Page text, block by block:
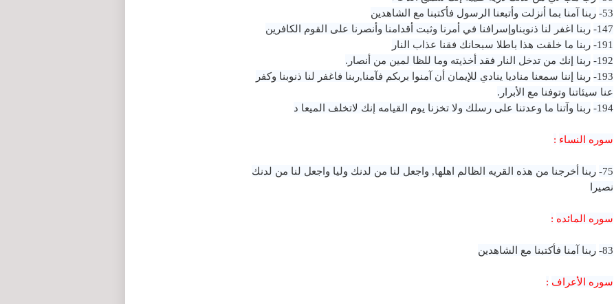
53- ربنا آمنا بما أنزلت وأتبعنا الرسول فأكتبنا مع الشاهدين
147- ربنا اغفر لنا ذنوبناوإسرافنا في أمرنا وثبت أقدامنا وأنصرنا على القوم الكافرين
191- ربنا ما خلقت هذا باطلا سبحانك فقنا عذاب النار
192- ربنا إنك من تدخل النار فقد أخذيته وما للظا لمين من أنصار.
193- ربنا إننا سمعنا مناديا ينادي للإيمان أن آمنوا بربكم فآمنا,ربنا فاغفر لنا ذنوبنا وكفر
عنا سيئاتنا وتوفنا مع الأبرار.
194- ربنا وآتنا ما وعدتنا على رسلك ولا تخزنا يوم القيامه إنك لاتخلف الميعا د
سوره النساء :
75- ربنا أخرجنا من هذه القريه الظالم اهلها, واجعل لنا من لدنك وليا واجعل لنا من لدنك
نصيرا
سوره المائده :
83- ربنا آمنا فأكتبنا مع الشاهدين
سوره الأعراف :